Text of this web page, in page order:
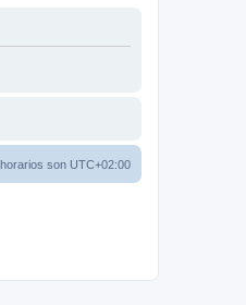
son UTC+02:00